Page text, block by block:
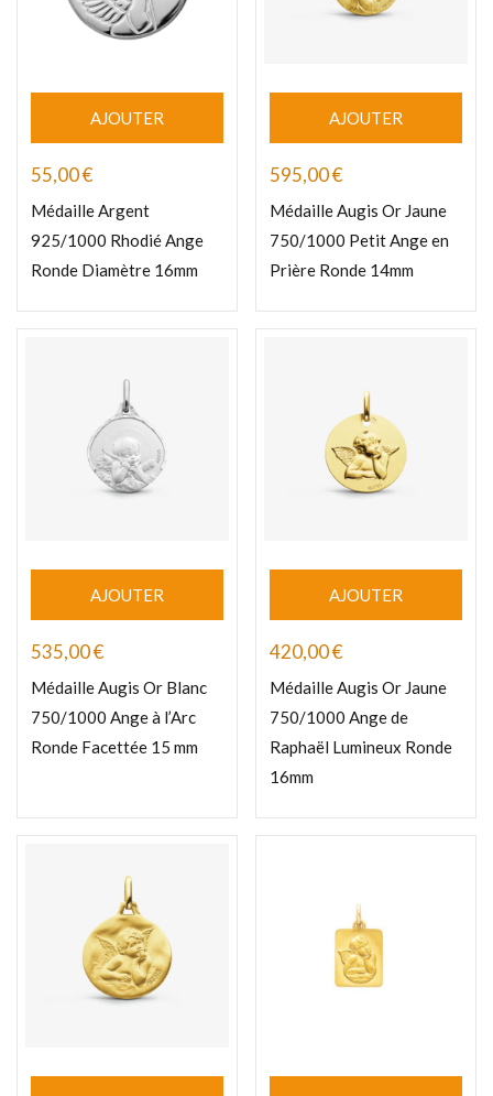
AJOUTER
55,00€
Médaille Argent
925/1000 Rhodié Ange
Ronde Diamètre 16mm
AJOUTER
595,00€
Médaille Augis Or Jaune
750/1000 Petit Ange en
Prière Ronde 14mm
AJOUTER
535,00€
Médaille Augis Or Blanc
750/1000 Ange à l’Arc
Ronde Facettée 15 mm
AJOUTER
420,00€
Médaille Augis Or Jaune
750/1000 Ange de
Raphaël Lumineux Ronde
16mm